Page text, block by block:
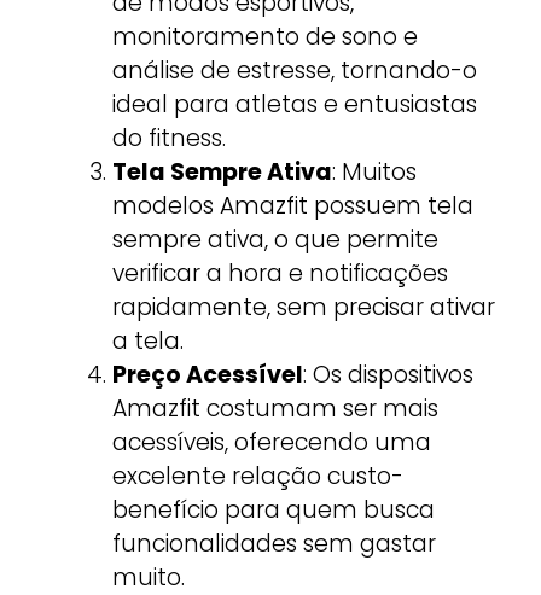
monitoramento de sono e
análise de estresse, tornando-o
ideal para atletas e entusiastas
do fitness.
Tela Sempre Ativa: Muitos
modelos Amazfit possuem tela
sempre ativa, o que permite
verificar a hora e notificações
rapidamente, sem precisar ativar
a tela.
Preço Acessível: Os dispositivos
Amazfit costumam ser mais
acessíveis, oferecendo uma
excelente relação custo-
benefício para quem busca
funcionalidades sem gastar
muito.